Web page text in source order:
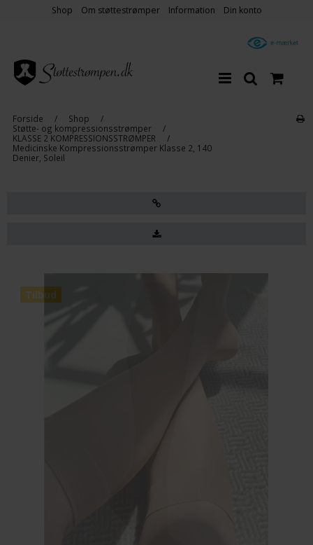
Shop Om støttestrømper Information Din konto
Forside / Shop
/
Støtte- og kompressionsstrømper
/
KLASSE 2 KOMPRESSIONSSTRØMPER
/
Medicinske Kompressionsstrømper Klasse 2, 140
Denier, Soleil
Tilbud